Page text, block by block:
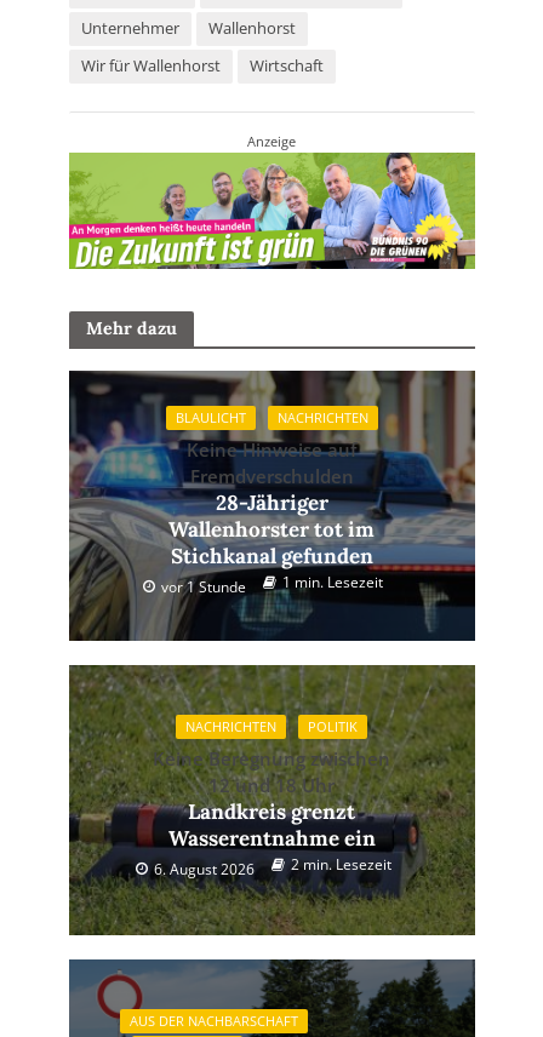
Unternehmer
Wallenhorst
Wir für Wallenhorst
Wirtschaft
Anzeige
Mehr dazu
BLAULICHT NACHRICHTEN
Keine Hinweise auf
Fremdverschulden
28-Jähriger
Wallenhorster tot im
Stichkanal gefunden
vor 1 Stunde 1 min. Lesezeit
NACHRICHTEN POLITIK
Keine Beregnung zwischen
12 und 18 Uhr
Landkreis grenzt
Wasserentnahme ein
6. August 2026 2 min. Lesezeit
AUS DER NACHBARSCHAFT